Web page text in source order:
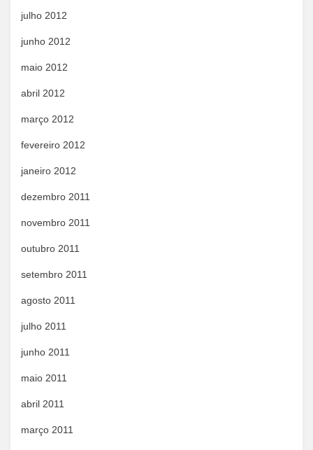
julho 2012
junho 2012
maio 2012
abril 2012
março 2012
fevereiro 2012
janeiro 2012
dezembro 2011
novembro 2011
outubro 2011
setembro 2011
agosto 2011
julho 2011
junho 2011
maio 2011
abril 2011
março 2011